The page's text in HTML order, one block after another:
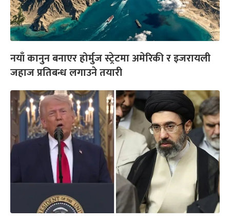
नयाँ कानुन बनाएर होर्मुज स्ट्रेटमा अमेरिकी र इजरायली
जहाज प्रतिबन्ध लगाउने तयारी